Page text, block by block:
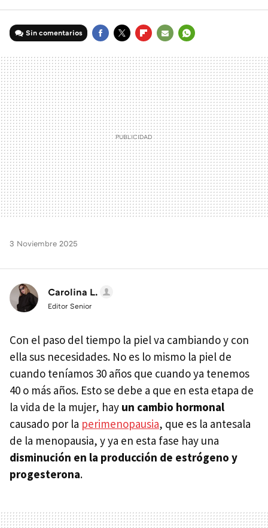
Sin comentarios
MAIL
3 Noviembre 2025
Carolina L.
Editor Senior
Con el paso del tiempo la piel va cambiando y con
ella sus necesidades. No es lo mismo la piel de
cuando teníamos 30 años que cuando ya tenemos
40 o más años. Esto se debe a que en esta etapa de
la vida de la mujer, hay un cambio hormonal
causado por la perimenopausia, que es la antesala
de la menopausia, y ya en esta fase hay una
disminución en la producción de estrógeno y
progesterona.